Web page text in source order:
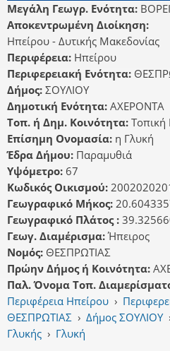
Μεγάλη Γεωγρ. Ενότητα:
Αποκεντρωμένη Διοίκηση:
Ηπείρου - Δυτικής Μακεδονίας
Περιφέρεια: Ηπείρου
Περιφερειακή Ενότητα:
Δήμος: ΣΟΥΛΙΟΥ
Δημοτική Ενότητα: ΑΧΕΡΟΝΤΑ
Τοπ. ή Δημ. Κοινότητα: Τοπική
Επίσημη Ονομασία: η Γλυκή
Έδρα Δήμου: Παραμυθιά
Υψόμετρο: 67
Κωδικός Οικισμού:
Γεωγραφικό Μήκος:
Γεωγραφικό Πλάτος :
Γεωγ. Διαμέρισμα:Ήπειρος
Νομός: ΘΕΣΠΡΩΤΙΑΣ
Πρώην Δήμος ή Κοινότητα:
Παλ. Όνομα Τοπ.
Περιφέρεια Ηπείρου ›
ΘΕΣΠΡΩΤΙΑΣ › Δήμος ΣΟΥΛΙΟΥ
Γλυκής › Γλυκή